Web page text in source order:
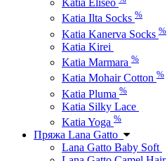
Katia Eliseo
Katia Ilta Socks %
Katia Kanerva Socks %
Katia Kirei
Katia Marmara %
Katia Mohair Cotton %
Katia Pluma %
Katia Silky Lace
Katia Yoga %
Пряжа Lana Gatto
Lana Gatto Baby Soft